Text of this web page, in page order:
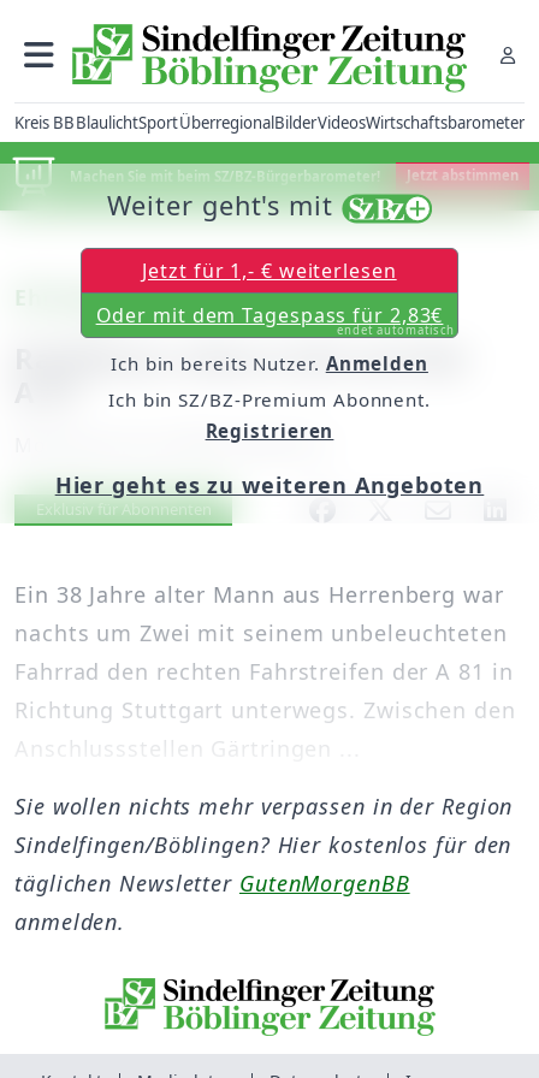
Kreis BBBlaulichtSportÜberregionalBilderVideosWirtschaftsbarometer
Machen Sie mit beim SZ/BZ-Bürgerbarometer! Jetzt abstimmen
Ehningen
Radfahrer ohne Licht auf der
Montag, 06. Juli 2009, 00:00 Uhr
Artikel vorlesen
Exklusiv für Abonnenten
Ein 38 Jahre alter Mann aus Herrenberg war
nachts um Zwei mit seinem unbeleuchteten
Fahrrad den rechten Fahrstreifen der A 81 in
Richtung Stuttgart unterwegs. Zwischen den
Anschlussstellen Gärtringen ...
Weiter geht's mit
Jetzt für 1,- € weiterlesen
Oder mit dem Tagespass für 2,83€
endet automatisch
Ich bin bereits Nutzer. Anmelden
Ich bin SZ/BZ-Premium Abonnent.
Registrieren
Hier geht es zu weiteren Angeboten
Sie wollen nichts mehr verpassen in der Region
Sindelfingen/Böblingen? Hier kostenlos für den
täglichen Newsletter GutenMorgenBB
anmelden.